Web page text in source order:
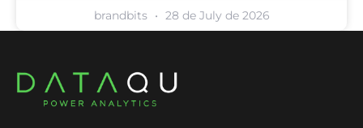
brandbits 28 de July de 2026